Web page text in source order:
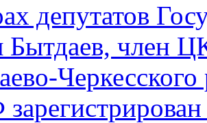
депутатов
Бытдаев, член